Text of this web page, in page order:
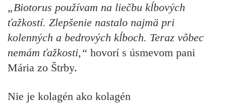
„Biotorus používam na liečbu kĺbových
ťažkostí. Zlepšenie nastalo najmä pri
kolenných a bedrových kĺboch. Teraz vôbec
nemám ťažkosti,“ hovorí s úsmevom pani
Mária zo Štrby.
Nie je kolagén ako kolagén